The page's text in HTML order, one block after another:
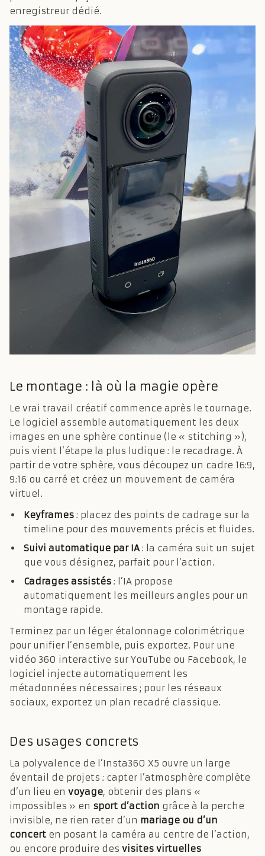
enregistreur dédié.
Le montage : là où la magie opère
Le vrai travail créatif commence après le tournage.
Le logiciel assemble automatiquement les deux
images en une sphère continue (le « stitching »),
puis vient l’étape la plus ludique : le recadrage. À
partir de votre sphère, vous découpez un cadre 16:9,
9:16 ou carré et créez un mouvement de caméra
virtuel.
Keyframes : placez des points de cadrage sur la
timeline pour des mouvements précis et fluides.
Suivi automatique par IA: la caméra suit un sujet
que vous désignez, parfait pour l’action.
Cadrages assistés : l’IA propose
automatiquement les meilleurs angles pour un
montage rapide.
Terminez par un léger étalonnage colorimétrique
pour unifier l’ensemble, puis exportez. Pour une
vidéo 360 interactive sur YouTube ou Facebook, le
logiciel injecte automatiquement les
métadonnées nécessaires ; pour les réseaux
sociaux, exportez un plan recadré classique.
Des usages concrets
La polyvalence de l’Insta360 X5 ouvre un large
éventail de projets : capter l’atmosphère complète
d’un lieu en voyage, obtenir des plans «
impossibles » en sport d’action grâce à la perche
invisible, ne rien rater d’un mariage ou d’un
concert en posant la caméra au centre de l’action,
ou encore produire des visites virtuelles